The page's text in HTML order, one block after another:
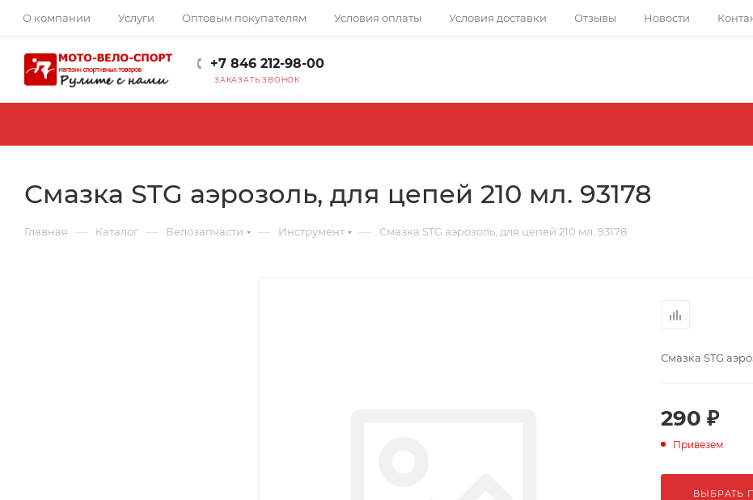
О компании Услуги Оптовым покупателям Условия оплаты Условия доставки Отзывы Новости
+7 846 212-98-00
ЗАКАЗАТЬ ЗВОНОК
Смазка STG аэрозоль, для цепей 210 мл. 93178
Главная — Каталог — Велозапчасти — Инструмент — Смазка STG аэрозоль, для цепей 210 мл. 93178
Смазка STG
290 ₽
Привезем
ВЫБРАТЬ